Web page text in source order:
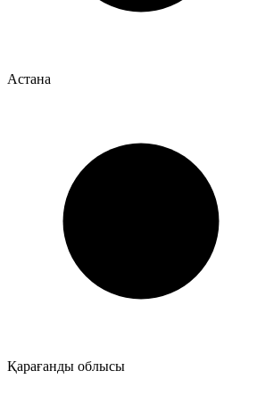
Астана
Қарағанды облысы